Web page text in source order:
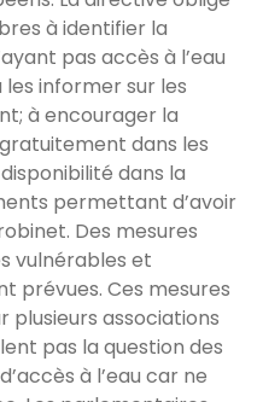
à identifier la
pas accès à l’eau
informer sur les
à encourager la
dans les
dans la
permettant d’avoir
Des mesures
vulnérables et
prévues. Ces mesures
plusieurs associations
pas la question des
à l’eau car ne